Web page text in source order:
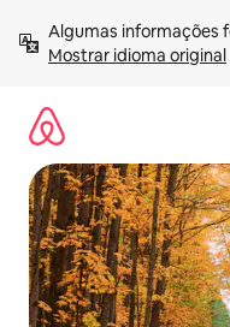
para
Mostrar idioma original